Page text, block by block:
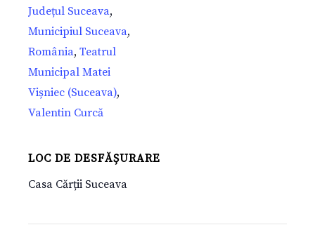
Județul Suceava,
Municipiul Suceava,
România, Teatrul
Municipal Matei
Vișniec (Suceava),
Valentin Curcă
LOC DE DESFĂȘURARE
Casa Cărții Suceava